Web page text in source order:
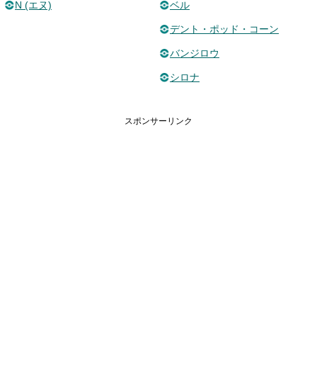
N (エヌ) ベル
デント・ポッド・コーン
バンジロウ
シロナ
スポンサーリンク